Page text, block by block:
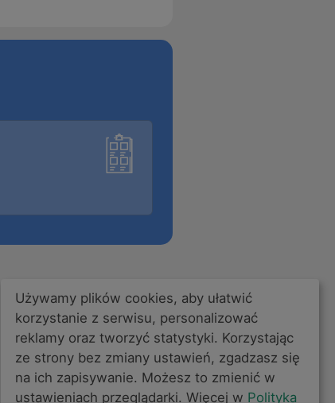
Używamy plików cookies, aby ułatwić
korzystanie z serwisu, personalizować
reklamy oraz tworzyć statystyki. Korzystając
ze strony bez zmiany ustawień, zgadzasz się
na ich zapisywanie. Możesz to zmienić w
ustawieniach przeglądarki. Więcej w Polityka